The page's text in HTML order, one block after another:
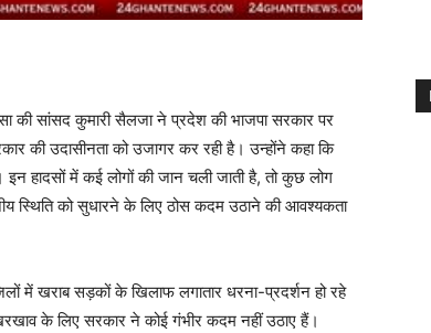
की सांसद कुमारी सैलजा ने प्रदेश की भाजपा सरकार पर
की उदासीनता को उजागर कर रही है। उन्होंने कहा कि
हादसों में कई लोगों की जान चली जाती है, तो कुछ लोग
स्थिति को सुधारने के लिए ठोस कदम उठाने की आवश्यकता
में खराब सड़कों के खिलाफ लगातार धरना-प्रदर्शन हो रहे
के लिए सरकार ने कोई गंभीर कदम नहीं उठाए हैं।